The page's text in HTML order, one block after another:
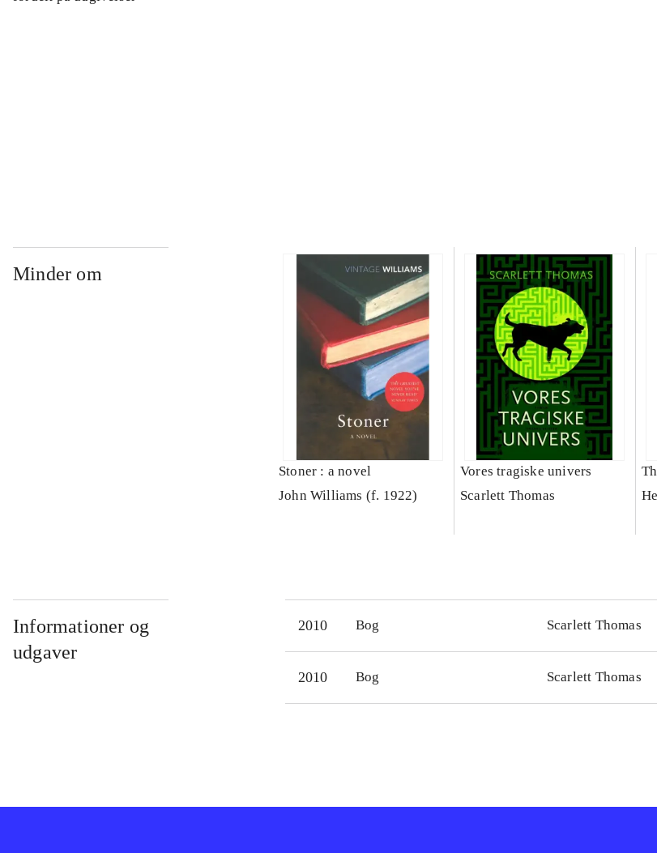
Minder om
Stoner : a novel
John Williams (f. 1922)
Vores tragiske univers
Scarlett Thomas
Informationer og
udgaver
2010 Bog Scarlett Thomas
2010 Bog Scarlett Thomas